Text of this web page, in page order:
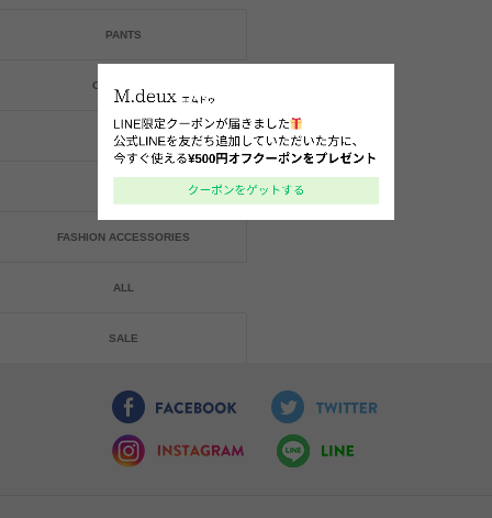
PANTS
ONE-PIECE
BAG
FASHION ACCESSORIES
ALL
SALE